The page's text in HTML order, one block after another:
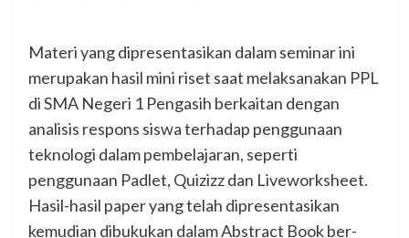
Materi yang dipresentasikan dalam seminar ini
merupakan hasil mini riset saat melaksanakan PPL
di SMA Negeri 1 Pengasih berkaitan dengan
analisis respons siswa terhadap penggunaan
teknologi dalam pembelajaran, seperti
penggunaan Padlet, Quizizz dan Liveworksheet.
Hasil-hasil paper yang telah dipresentasikan
kemudian dibukukan dalam Abstract Book ber-